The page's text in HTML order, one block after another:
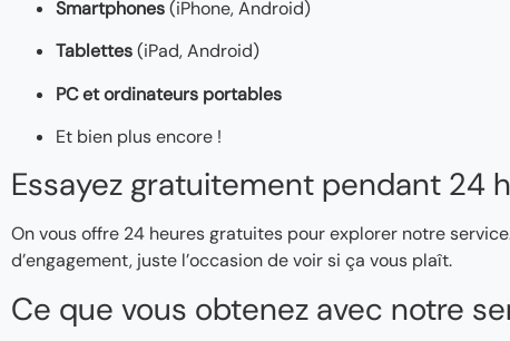
Smartphones(iPhone, Android)
Tablettes(iPad, Android)
PC et ordinateurs portables
Et bien plus encore !
Essayez gratuitement pendant 24
On vous offre 24 heures gratuites pour explorer notre
d’engagement, juste l’occasion de voir si ça vous plaît.
Ce que vous obtenez avec notre